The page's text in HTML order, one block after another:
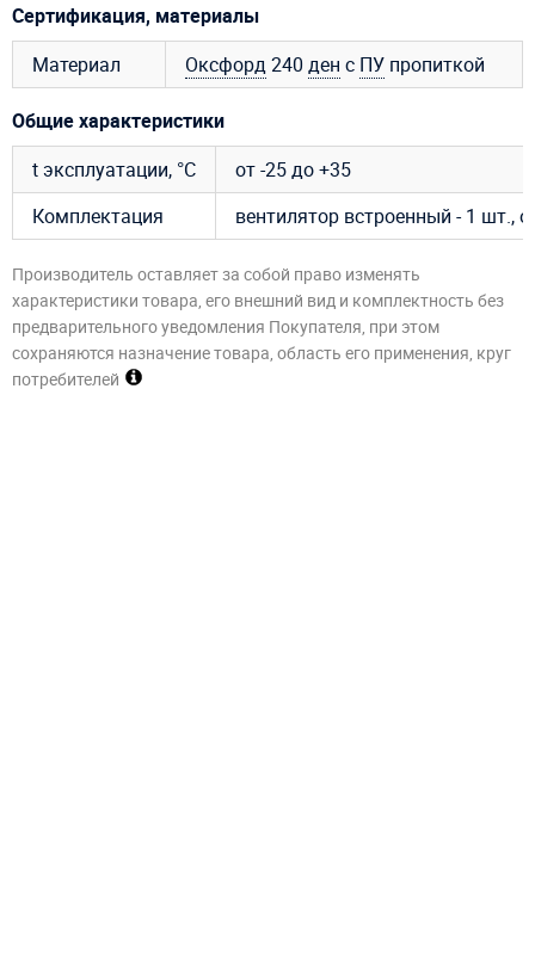
Сертификация, материалы
Материал
Оксфорд240 ден с ПУ пропиткой
Общие характеристики
t эксплуатации, °C
от -25 до +35
Комплектация
вентилятор встроенный - 1 шт.,
Производитель оставляет за собой право изменять
характеристики товара, его внешний вид и комплектность без
предварительного уведомления Покупателя, при этом
сохраняются назначение товара, область его применения, круг
потребителей